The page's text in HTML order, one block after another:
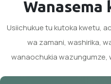
Wanasema
Usiichukue tu kutoka kwetu,
wa zamani, washirika,
wanaochukia wazungumze,